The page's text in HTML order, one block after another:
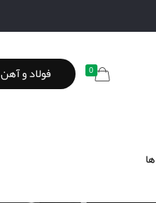
0 فولاد و آهن